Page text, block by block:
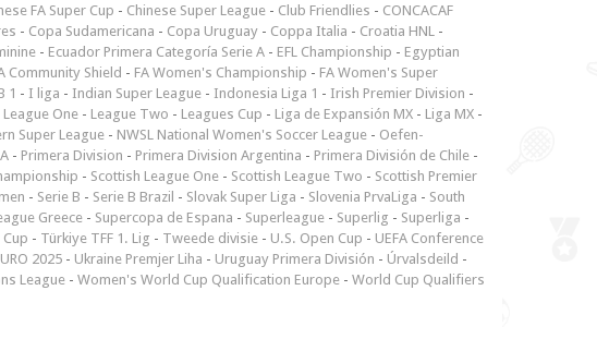
FA Super Cup - Chinese Super League - Club Friendlies - CONCACAF
- Copa Sudamericana - Copa Uruguay - Coppa Italia - Croatia HNL -
- Ecuador Primera Categoría Serie A - EFL Championship - Egyptian
Community Shield - FA Women's Championship - FA Women's Super
1 - I liga - Indian Super League - Indonesia Liga 1 - Irish Premier Division -
League One - League Two - Leagues Cup - Liga de Expansión MX - Liga MX -
Super League - NWSL National Women's Soccer League - Oefen-
- Primera Division - Primera Division Argentina - Primera División de Chile -
- Scottish League One - Scottish League Two - Scottish Premier
- Serie B - Serie B Brazil - Slovak Super Liga - Slovenia PrvaLiga - South
Greece - Supercopa de Espana - Superleague - Superlig - Superliga -
- Türkiye TFF 1. Lig - Tweede divisie - U.S. Open Cup - UEFA Conference
2025 - Ukraine Premjer Liha - Uruguay Primera División - Úrvalsdeild -
League - Women's World Cup Qualification Europe - World Cup Qualifiers